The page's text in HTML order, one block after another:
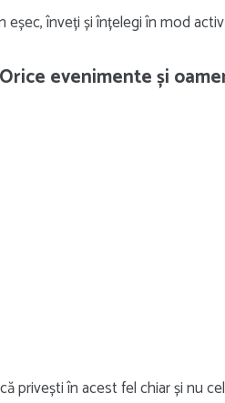
eșec, înveți și înțelegi în mod
evenimente și
privești în acest fel chiar și nu